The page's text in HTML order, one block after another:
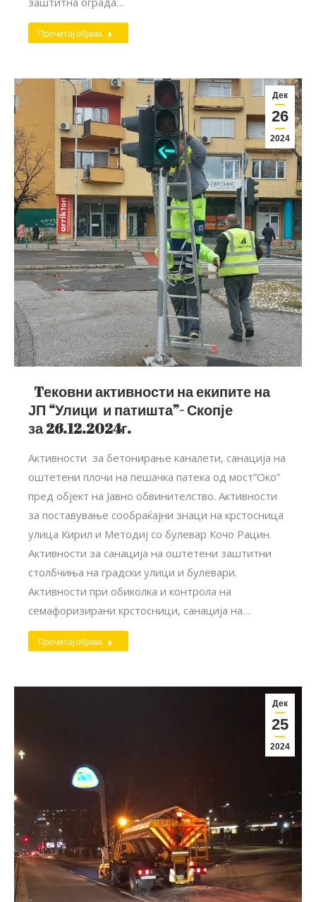
Прочитај објава
Дек
26
2024
Tековни активности на екипите на
ЈП “Улици и патишта”- Скопје
за 26.12.2024г.
Активности за бетонирање каналети, санација на
оштетени плочи на пешачка патека од мост”Око”
пред објект на Јавно обвинителство. Активности
за поставување сообраќајни знаци на крстосница
улица Кирил и Методиј со булевар Кочо Рацин.
Активности за санација на оштетени заштитни
столбчиња на градски улици и булевари.
Активности при обиколка и контрола на
семафоризирани крстосници, санација на…
Прочитај објава
Дек
25
2024